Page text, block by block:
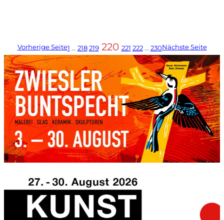
Vorherige Seite1 … 218 219 220 221 222 … 230Nächste Seite